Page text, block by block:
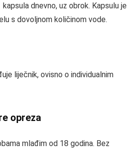
dnevno, uz obrok. Kapsulu je
s dovoljnom količinom vode.
liječnik, ovisno o individualnim
opreza
mlađim od 18 godina. Bez